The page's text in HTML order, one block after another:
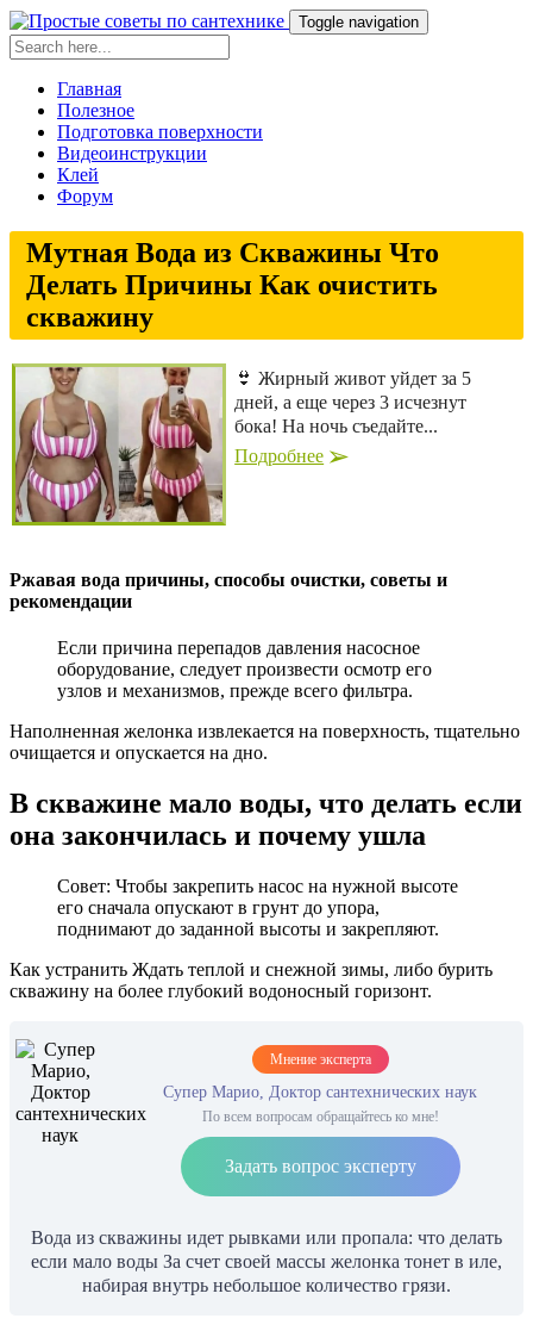
Toggle navigation
Главная
Полезное
Подготовка поверхности
Видеоинструкции
Клей
Форум
Мутная Вода из Скважины Что
Делать Причины Как очистить
скважину
👙 Жирный живот уйдет за 5
дней, а еще через 3 исчезнут
бока! На ночь съедайте...
Подробнее
Ржавая вода причины, способы очистки, советы и
рекомендации
Если причина перепадов давления насосное
оборудование, следует произвести осмотр его
узлов и механизмов, прежде всего фильтра.
Наполненная желонка извлекается на поверхность, тщательно
очищается и опускается на дно.
В скважине мало воды, что делать если
она закончилась и почему ушла
Совет: Чтобы закрепить насос на нужной высоте
его сначала опускают в грунт до упора,
поднимают до заданной высоты и закрепляют.
Как устранить Ждать теплой и снежной зимы, либо бурить
скважину на более глубокий водоносный горизонт.
Мнение эксперта
Супер Марио, Доктор сантехнических наук
По всем вопросам обращайтесь ко мне!
Задать вопрос эксперту
Вода из скважины идет рывками или пропала: что делать
если мало воды За счет своей массы желонка тонет в иле,
набирая внутрь небольшое количество грязи.